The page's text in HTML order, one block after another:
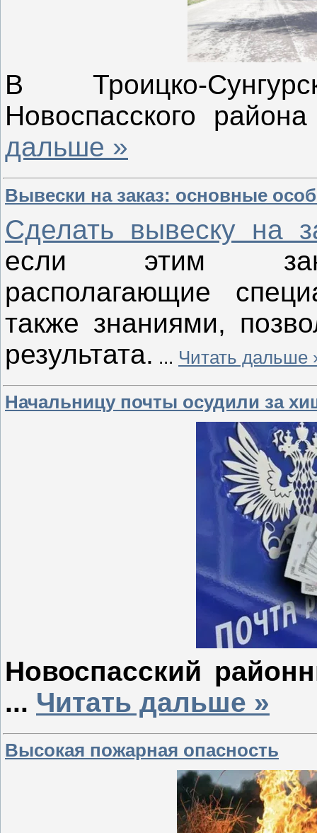
В Троицко-
Новоспасского
дальше »
Вывески на заказ: основные
Сделать вывеску на
если этим
располагающие
также знаниями,
результата. ... Читать дальше
Начальницу почты осудили за
Новоспасский
... Читать дальше »
Высокая пожарная опасность